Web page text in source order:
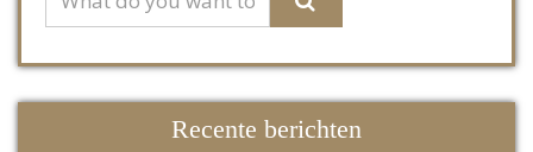
Recente berichten